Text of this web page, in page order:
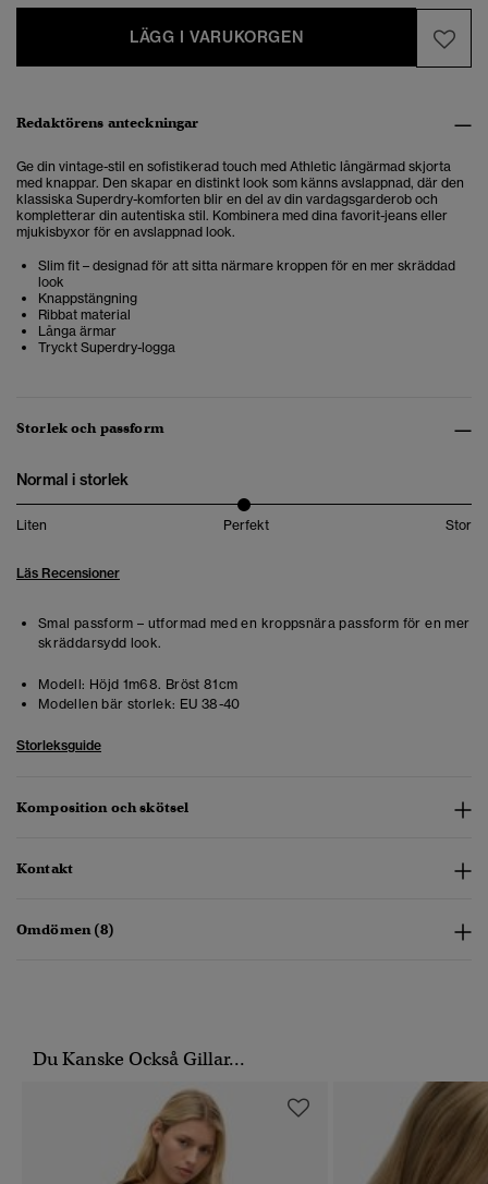
LÄGG I VARUKORGEN
Redaktörens anteckningar
Ge din vintage-stil en sofistikerad touch med Athletic långärmad skjorta
med knappar. Den skapar en distinkt look som känns avslappnad, där den
klassiska Superdry-komforten blir en del av din vardagsgarderob och
kompletterar din autentiska stil. Kombinera med dina favorit-jeans eller
mjukisbyxor för en avslappnad look.
Slim fit – designad för att sitta närmare kroppen för en mer skräddad
look
Knappstängning
Ribbat material
Långa ärmar
Tryckt Superdry-logga
Storlek och passform
Normal i storlek
Liten Perfekt Stor
Läs Recensioner
Smal passform – utformad med en kroppsnära passform för en mer
skräddarsydd look.
Modell: Höjd 1m68. Bröst 81cm
Modellen bär storlek: EU 38-40
Storleksguide
Komposition och skötsel
Kontakt
Omdömen (8)
Du Kanske Också Gillar...